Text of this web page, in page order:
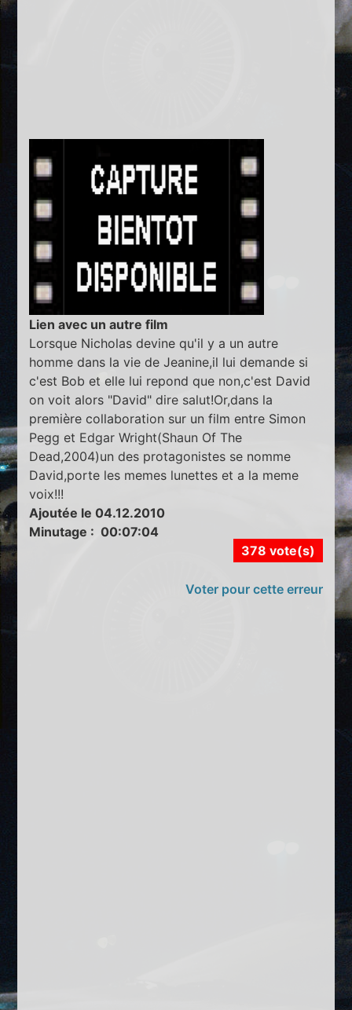
Lien avec un autre film
Lorsque Nicholas devine qu'il y a un autre
homme dans la vie de Jeanine,il lui demande si
c'est Bob et elle lui repond que non,c'est David
on voit alors "David" dire salut!Or,dans la
première collaboration sur un film entre Simon
Pegg et Edgar Wright(Shaun Of The
Dead,2004)un des protagonistes se nomme
David,porte les memes lunettes et a la meme
voix!!!
Ajoutée le 04.12.2010
Minutage : 00:07:04
378 vote(s)
Voter pour cette erreur